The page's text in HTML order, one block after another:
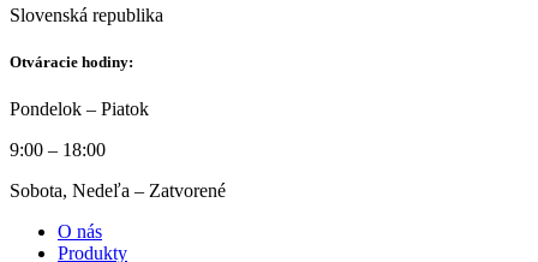
Slovenská republika
Otváracie hodiny:
Pondelok – Piatok
9:00 – 18:00
Sobota, Nedeľa – Zatvorené
O nás
Produkty